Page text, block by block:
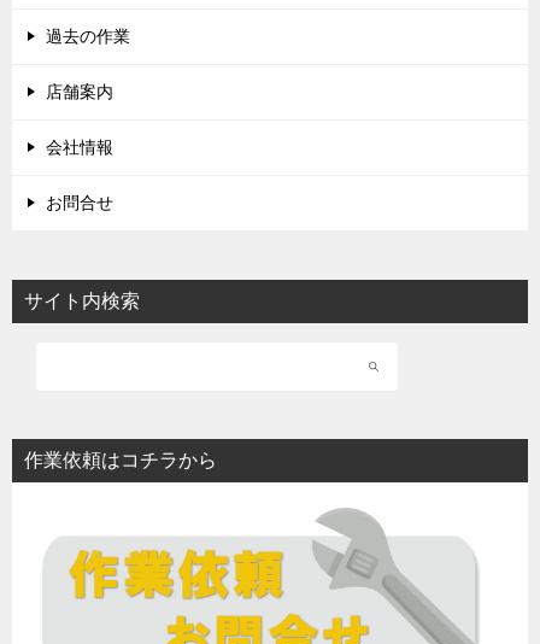
過去の作業
店舗案内
会社情報
お問合せ
サイト内検索
作業依頼はコチラから